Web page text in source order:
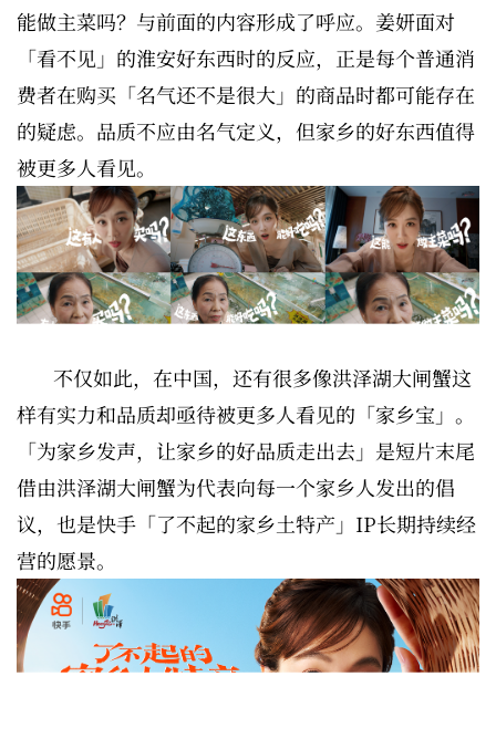
能做主菜吗？与前面的内容形成了呼应。姜妍面对
「看不见」的淮安好东西时的反应，正是每个普通消
费者在购买「名气还不是很大」的商品时都可能存在
的疑虑。品质不应由名气定义，但家乡的好东西值得
被更多人看见。
不仅如此，在中国，还有很多像洪泽湖大闸蟹这
样有实力和品质却亟待被更多人看见的「家乡宝」。
「为家乡发声，让家乡的好品质走出去」是短片末尾
借由洪泽湖大闸蟹为代表向每一个家乡人发出的倡
议，也是快手「了不起的家乡土特产」IP长期持续经
营的愿景。